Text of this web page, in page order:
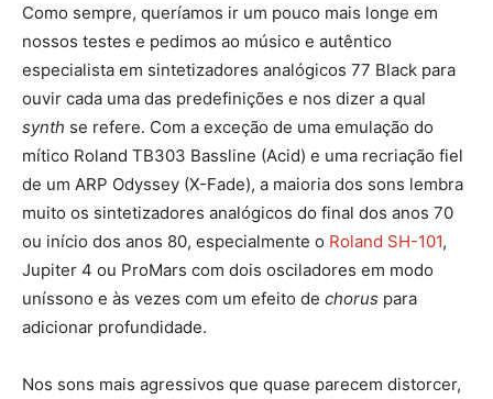
Como sempre, queríamos ir um pouco mais longe em
nossos testes e pedimos ao músico e autêntico
especialista em sintetizadores analógicos 77 Black para
ouvir cada uma das predefinições e nos dizer a qual
synth se refere. Com a exceção de uma emulação do
mítico Roland TB303 Bassline (Acid) e uma recriação fiel
de um ARP Odyssey (X-Fade), a maioria dos sons lembra
muito os sintetizadores analógicos do final dos anos 70
ou início dos anos 80, especialmente o Roland SH-101,
Jupiter 4 ou ProMars com dois osciladores em modo
uníssono e às vezes com um efeito de chorus para
adicionar profundidade.
Nos sons mais agressivos que quase parecem distorcer,